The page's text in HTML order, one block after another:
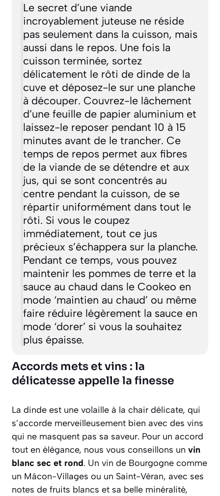
Le secret d’une viande
incroyablement juteuse ne réside
pas seulement dans la cuisson, mais
aussi dans le repos. Une fois la
cuisson terminée, sortez
délicatement le rôti de dinde de la
cuve et déposez-le sur une planche
à découper. Couvrez-le lâchement
d’une feuille de papier aluminium et
laissez-le reposer pendant 10 à 15
minutes avant de le trancher. Ce
temps de repos permet aux fibres
de la viande de se détendre et aux
jus, qui se sont concentrés au
centre pendant la cuisson, de se
répartir uniformément dans tout le
rôti. Si vous le coupez
immédiatement, tout ce jus
précieux s’échappera sur la planche.
Pendant ce temps, vous pouvez
maintenir les pommes de terre et la
sauce au chaud dans le Cookeo en
mode ‘maintien au chaud’ ou même
faire réduire légèrement la sauce en
mode ‘dorer’ si vous la souhaitez
plus épaisse.
Accords mets et vins : la
délicatesse appelle la finesse
La dinde est une volaille à la chair délicate, qui
s’accorde merveilleusement bien avec des vins
qui ne masquent pas sa saveur. Pour un accord
tout en élégance, nous vous conseillons un vin
blanc sec et rond. Un vin de Bourgogne comme
un Mâcon-Villages ou un Saint-Véran, avec ses
notes de fruits blancs et sa belle minéralité,